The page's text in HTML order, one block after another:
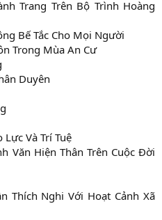
Trang Trên Bộ Trình Hoàng
Bế Tắc Cho Mọi Người
Trong Mùa An Cư
Duyên
Và Trí Tuệ
Văn Hiện Thân Trên Cuộc Đời
Thích Nghi Với Hoạt Cảnh Xã